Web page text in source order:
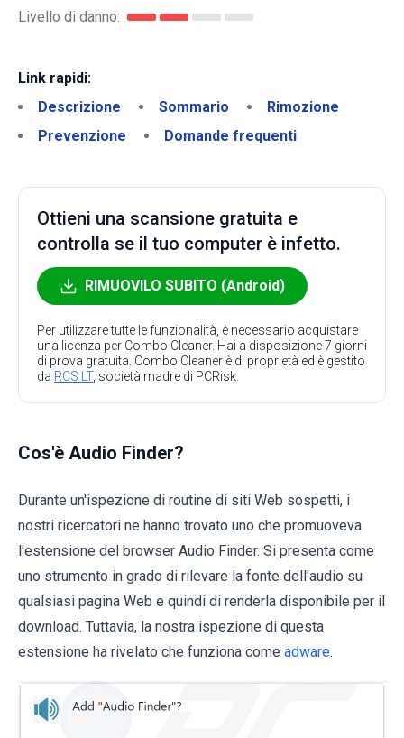
Livello di danno:
Link rapidi:
Descrizione
Sommario
Rimozione
Prevenzione
Domande frequenti
Ottieni una scansione gratuita e
controlla se il tuo computer è infetto.
RIMUOVILO SUBITO (Android)
Per utilizzare tutte le funzionalità, è necessario acquistare
una licenza per Combo Cleaner. Hai a disposizione 7 giorni
di prova gratuita. Combo Cleaner è di proprietà ed è gestito
da RCS LT, società madre di PCRisk.
Cos'è Audio Finder?
Durante un'ispezione di routine di siti Web sospetti, i
nostri ricercatori ne hanno trovato uno che promuoveva
l'estensione del browser Audio Finder. Si presenta come
uno strumento in grado di rilevare la fonte dell'audio su
qualsiasi pagina Web e quindi di renderla disponibile per il
download. Tuttavia, la nostra ispezione di questa
estensione ha rivelato che funziona come adware.